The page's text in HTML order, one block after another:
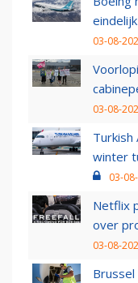
03-08-
03-08-
Turkish
winter
03-
Netflix
over
03-08-